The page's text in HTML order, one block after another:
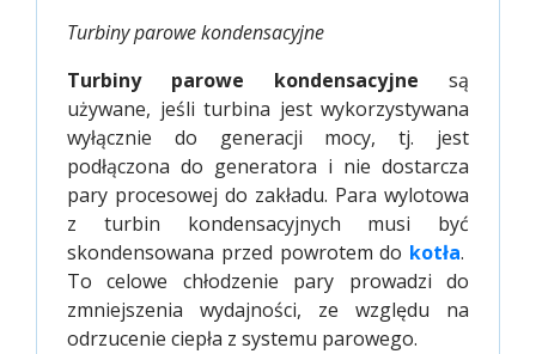
Turbiny parowe kondensacyjne
Turbiny parowe kondensacyjne są
używane, jeśli turbina jest wykorzystywana
wyłącznie do generacji mocy, tj. jest
podłączona do generatora i nie dostarcza
pary procesowej do zakładu. Para wylotowa
z turbin kondensacyjnych musi być
skondensowana przed powrotem do kotła.
To celowe chłodzenie pary prowadzi do
zmniejszenia wydajności, ze względu na
odrzucenie ciepła z systemu parowego.